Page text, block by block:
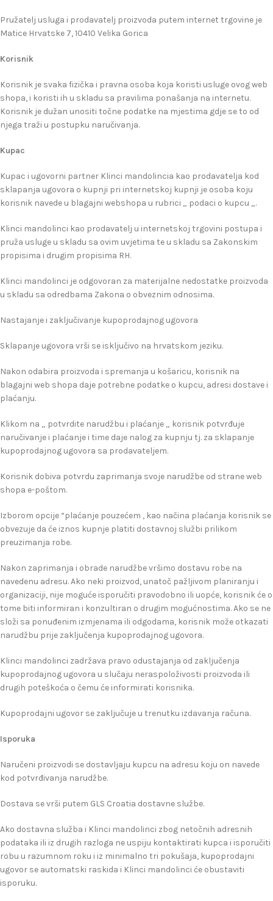
Pružatelj usluga i prodavatelj proizvoda putem internet trgovine je
Matice Hrvatske 7, 10410 Velika Gorica
Korisnik
Korisnik je svaka fizička i pravna osoba koja koristi usluge ovog web
shopa, i koristi ih u skladu sa pravilima ponašanja na internetu.
Korisnik je dužan unositi točne podatke na mjestima gdje se to od
njega traži u postupku naručivanja.
Kupac
Kupac i ugovorni partner Klinci mandolincia kao prodavatelja kod
sklapanja ugovora o kupnji pri internetskoj kupnji je osoba koju
korisnik navede u blagajni webshopa u rubrici „ podaci o kupcu „.
Klinci mandolinci kao prodavatelj u internetskoj trgovini postupa i
pruža usluge u skladu sa ovim uvjetima te u skladu sa Zakonskim
propisima i drugim propisima RH.
Klinci mandolinci je odgovoran za materijalne nedostatke proizvoda
u skladu sa odredbama Zakona o obveznim odnosima.
Nastajanje i zaključivanje kupoprodajnog ugovora
Sklapanje ugovora vrši se isključivo na hrvatskom jeziku.
Nakon odabira proizvoda i spremanja u košaricu, korisnik na
blagajni web shopa daje potrebne podatke o kupcu, adresi dostave i
plaćanju.
Klikom na „ potvrdite narudžbu i plaćanje „ korisnik potvrđuje
naručivanje i plaćanje i time daje nalog za kupnju tj. za sklapanje
kupoprodajnog ugovora sa prodavateljem.
Korisnik dobiva potvrdu zaprimanja svoje narudžbe od strane web
shopa e-poštom.
Izborom opcije “plaćanje pouzećem , kao načina plaćanja korisnik se
obvezuje da će iznos kupnje platiti dostavnoj službi prilikom
preuzimanja robe.
Nakon zaprimanja i obrade narudžbe vršimo dostavu robe na
navedenu adresu. Ako neki proizvod, unatoč pažljivom planiranju i
organizaciji, nije moguće isporučiti pravodobno ili uopće, korisnik će o
tome biti informiran i konzultiran o drugim mogućnostima. Ako se ne
složi sa ponuđenim izmjenama ili odgodama, korisnik može otkazati
narudžbu prije zaključenja kupoprodajnog ugovora.
Klinci mandolinci zadržava pravo odustajanja od zaključenja
kupoprodajnog ugovora u slučaju neraspoloživosti proizvoda ili
drugih poteškoća o čemu će informirati korisnika.
Kupoprodajni ugovor se zaključuje u trenutku izdavanja računa.
Isporuka
Naručeni proizvodi se dostavljaju kupcu na adresu koju on navede
kod potvrđivanja narudžbe.
Dostava se vrši putem GLS Croatia dostavne službe.
Ako dostavna služba i Klinci mandolinci zbog netočnih adresnih
podataka ili iz drugih razloga ne uspiju kontaktirati kupca i isporučiti
robu u razumnom roku i iz minimalno tri pokušaja, kupoprodajni
ugovor se automatski raskida i Klinci mandolinci će obustaviti
isporuku.